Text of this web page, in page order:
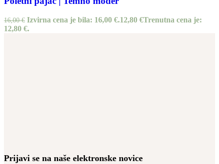
16,00€ Izvirna cena je bila: 16,00 €.12,80 €Trenutna cena je:
12,80 €.
Prijavi se na naše elektronske novice